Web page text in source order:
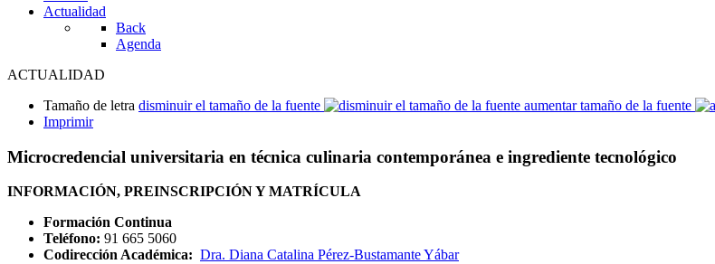
Actualidad
Back
Agenda
ACTUALIDAD
Tamaño de letra disminuir el tamaño de la fuente
aumentar tamaño de la fuente
Imprimir
Microcredencial universitaria en técnica culinaria contemporánea e ingrediente tecnológico
INFORMACIÓN, PREINSCRIPCIÓN Y MATRÍCULA
Formación Continua
Teléfono: 91 665 5060
Codirección Académica: Dra. Diana Catalina Pérez-Bustamante Yábar